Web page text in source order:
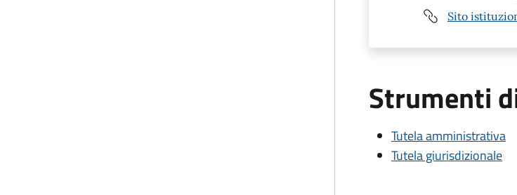
Sito
Strumenti
Tutela amministrativa
Tutela giurisdizionale